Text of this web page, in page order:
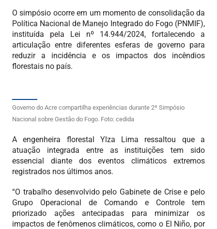
O simpósio ocorre em um momento de consolidação da
Política Nacional de Manejo Integrado do Fogo (PNMIF),
instituída pela Lei nº 14.944/2024, fortalecendo a
articulação entre diferentes esferas de governo para
reduzir a incidência e os impactos dos incêndios
florestais no país.
Governo do Acre compartilha experiências durante 2º Simpósio
Nacional sobre Gestão do Fogo. Foto: cedida
A engenheira florestal Ylza Lima ressaltou que a
atuação integrada entre as instituições tem sido
essencial diante dos eventos climáticos extremos
registrados nos últimos anos.
“O trabalho desenvolvido pelo Gabinete de Crise e pelo
Grupo Operacional de Comando e Controle tem
priorizado ações antecipadas para minimizar os
impactos de fenômenos climáticos, como o El Niño, por